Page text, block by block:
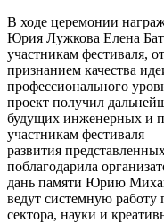
В ходе церемонии
Юрия Лужкова Елена
участникам фестиваля,
признанием качества
профессионального
проект получил
будущих инженерных и
участникам фестиваля
развития
поблагодарила
дань памяти Юрию
ведут системную
сектора, науки и